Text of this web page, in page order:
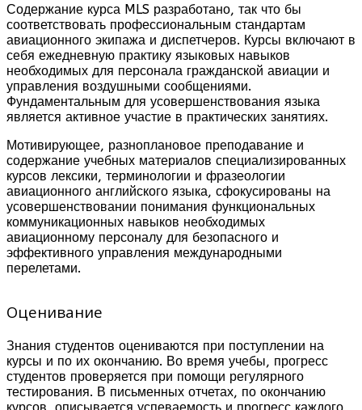
Содержание курса MLS разработано, так что бы
соответствовать профессиональным стандартам
авиационного экипажа и диспетчеров. Курсы включают в
себя ежедневную практику языковых навыков
необходимых для персонала гражданской авиации и
управления воздушными сообщениями.
Фундаментальным для усовершенствования языка
является активное участие в практических занятиях.
Мотивирующее, разноплановое преподавание и
содержание учебных материалов специализированных
курсов лексики, терминологии и фразеологии
авиационного английского языка, сфокусированы на
усовершенствовании понимания функциональных
коммуникационных навыков необходимых
авиационному персоналу для безопасного и
эффективного управления международными
перелетами.
Оценивание
Знания студентов оцениваются при поступлении на
курсы и по их окончанию. Во время учебы, прогресс
студентов проверяется при помощи регулярного
тестирования. В письменных отчетах, по окончанию